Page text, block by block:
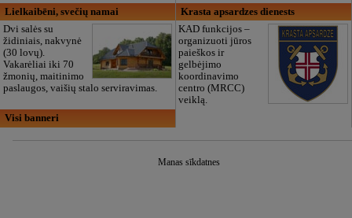
Lielkaibēni, svečių namai
Dvi salės su
židiniais, nakvynė
(30 lovų).
Vakarėliai iki 70
žmonių, maitinimo
paslaugos, vaišių stalo serviravimas.
Krasta apsardzes dienests
KAD funkcijos –
organizuoti jūros
paieškos ir
gelbėjimo
koordinavimo
centro (MRCC)
veiklą.
Visi banneri
Manas sīkdatnes